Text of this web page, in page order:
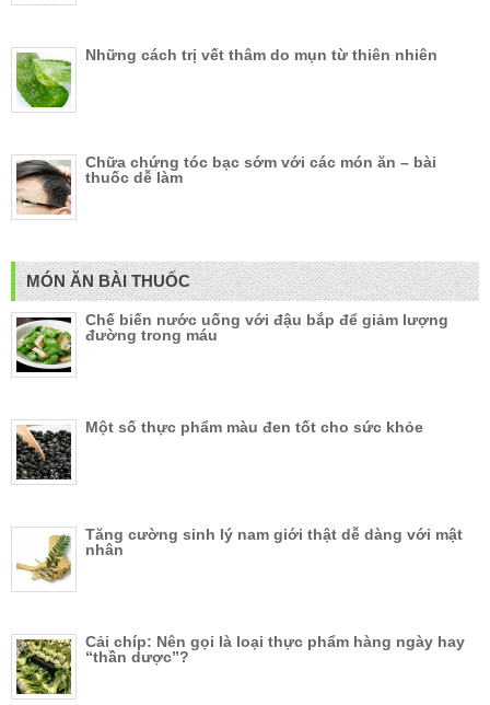
Những cách trị vết thâm do mụn từ thiên nhiên
Chữa chứng tóc bạc sớm với các món ăn – bài
thuốc dễ làm
MÓN ĂN BÀI THUỐC
Chế biến nước uống với đậu bắp để giảm lượng
đường trong máu
Một số thực phẩm màu đen tốt cho sức khỏe
Tăng cường sinh lý nam giới thật dễ dàng với mật
nhân
Cải chíp: Nên gọi là loại thực phẩm hàng ngày hay
“thần dược”?